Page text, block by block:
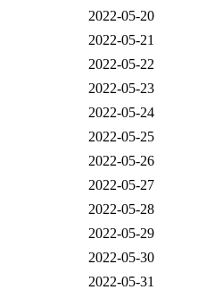
2022-05-20
2022-05-21
2022-05-22
2022-05-23
2022-05-24
2022-05-25
2022-05-26
2022-05-27
2022-05-28
2022-05-29
2022-05-30
2022-05-31